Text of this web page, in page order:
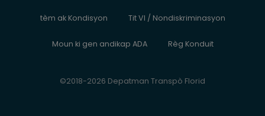
tèm ak Kondisyon Tit VI / Nondiskriminasyon
Moun ki gen andikap ADA Règ Konduit
©2018-2026 Depatman Transpò Florid